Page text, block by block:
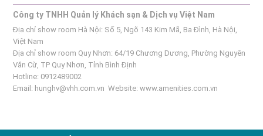
Công ty TNHH Quản lý Khách sạn & Dịch vụ Việt Nam
Địa chỉ show room Hà Nội: Số 5, Ngõ 143 Kim Mã, Ba Đình, Hà Nội,
Việt Nam
Địa chỉ show room Quy Nhơn: 64/19 Chương Dương, Phường Nguyên
Văn Cừ, TP Quy Nhơn, Tỉnh Bình Định
Hotline: 0912489002
Email: hunghv@vhh.com.vn Website:www.amenities.com.vn